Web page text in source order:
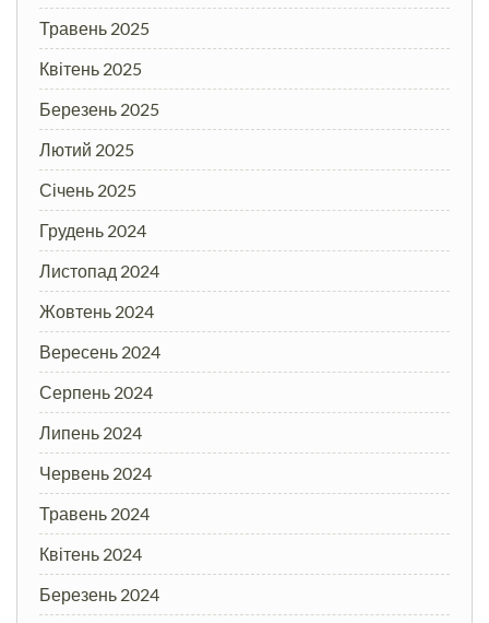
Травень 2025
Квітень 2025
Березень 2025
Лютий 2025
Січень 2025
Грудень 2024
Листопад 2024
Жовтень 2024
Вересень 2024
Серпень 2024
Липень 2024
Червень 2024
Травень 2024
Квітень 2024
Березень 2024